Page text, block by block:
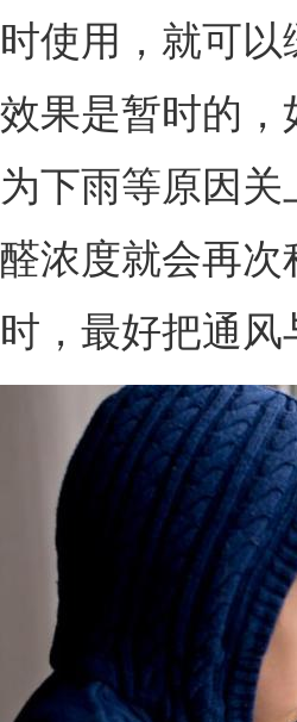
时使用，就可
效果是暂时的
为下雨等原因
醛浓度就会再
时，最好把通